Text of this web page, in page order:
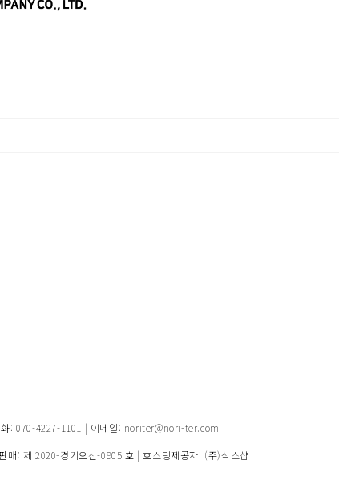
: 070-4227-1101 | 이메일: noriter@nori-ter.com
매: 제 2020-경기오산-0905 호 | 호스팅제공자: (주)식스샵